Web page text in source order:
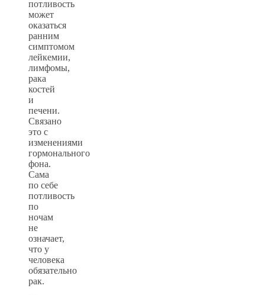
потливость
может
оказаться
ранним
симптомом
лейкемии,
лимфомы,
рака
костей
и
печени.
Связано
это с
изменениями
гормонального
фона.
Сама
по себе
потливость
по
ночам
не
означает,
что у
человека
обязательно
рак.